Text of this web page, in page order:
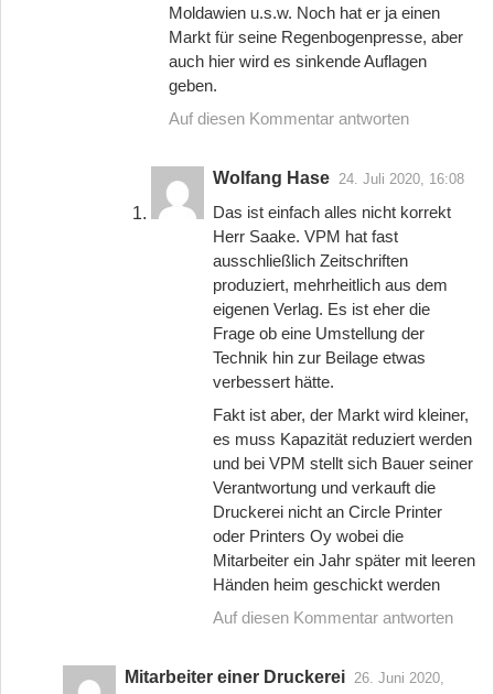
Moldawien u.s.w. Noch hat er ja einen
Markt für seine Regenbogenpresse, aber
auch hier wird es sinkende Auflagen
geben.
Auf diesen Kommentar antworten
Wolfang Hase 24. Juli 2020, 16:08
Das ist einfach alles nicht korrekt
Herr Saake. VPM hat fast
ausschließlich Zeitschriften
produziert, mehrheitlich aus dem
eigenen Verlag. Es ist eher die
Frage ob eine Umstellung der
Technik hin zur Beilage etwas
verbessert hätte.
Fakt ist aber, der Markt wird kleiner,
es muss Kapazität reduziert werden
und bei VPM stellt sich Bauer seiner
Verantwortung und verkauft die
Druckerei nicht an Circle Printer
oder Printers Oy wobei die
Mitarbeiter ein Jahr später mit leeren
Händen heim geschickt werden
Auf diesen Kommentar antworten
Mitarbeiter einer Druckerei 26. Juni 2020,